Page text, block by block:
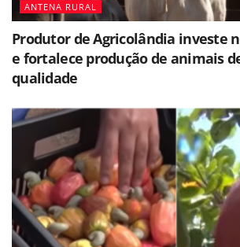
ANTENA RURAL
Produtor de Agricolândia investe
e fortalece produção de animais
qualidade